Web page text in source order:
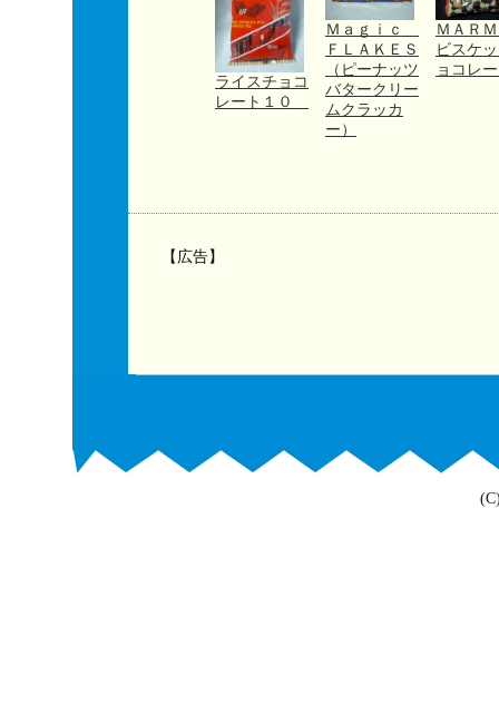
ライスチョコ
レート１０
Ｍａｇｉｃ
ＦＬＡＫＥＳ
（ピーナッツ
バタークリー
ムクラッカ
ー）
ＭＡＲ
ビスケ
ョコレ
【広告】